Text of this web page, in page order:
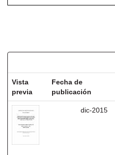
Vista
previa
Fecha de
publicación
dic-2015